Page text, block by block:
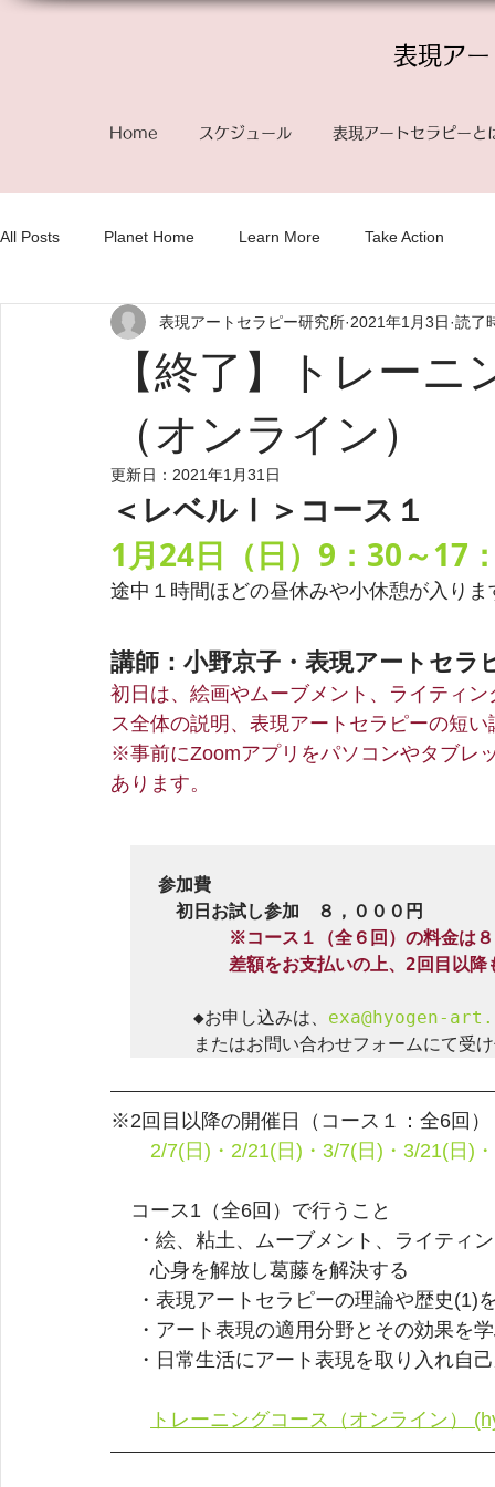
表現ア
Home スケジュール 表現アートセラピーと
All Posts Planet Home Learn More Take Action
【終了】トレー
（オンライン）
表現アートセラピー研究所 2021年1月3日 読了
更新日： 2021年1月31日
＜レベルⅠ＞コース１
1月24日（日）9：30～17
途中１時間ほどの昼休みや小休憩が入りま
講師：小野京子・表現アートセラ
初日は、絵画やムーブメント、ライティ
ス全体の説明、表現アートセラピーの短
※事前にZoomアプリをパソコンやタブレ
あります。
参加費
初日お試し参加　８，０００円
※コース１（全６回）の料金は
差額をお支払いの上、2回目以降も
◆お申し込みは、 exa@hyogen-
※2回目以降の開催日（コース１：全6回）
2/7(日)・2/21(日)・3/7(日)・3/21(日)
コース1（全6回）で行うこと
・絵、粘土、ムーブメント、ライティ
心身を解放し葛藤を解決する
・表現アートセラピーの理論や歴史(1)
・アート表現の適用分野とその効果を
・日常生活にアート表現を取り入れ自
トレーニングコース（オンライン）